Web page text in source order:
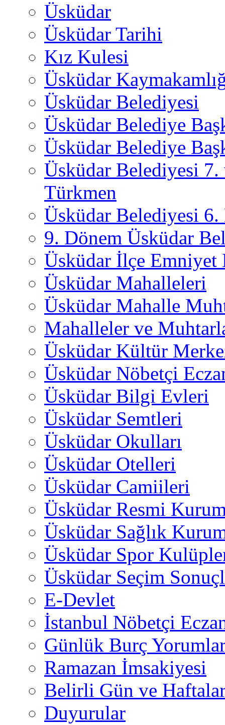
Üsküdar
Üsküdar Tarihi
Kız Kulesi
Üsküdar
Üsküdar Belediyesi
Üsküdar Belediye
Üsküdar Belediye
Üsküdar Belediyesi
Türkmen
Üsküdar Belediyesi 6.
9. Dönem Üsküdar
Üsküdar İlçe
Üsküdar Mahalleleri
Üsküdar Mahalle
Mahalleler ve
Üsküdar Kültür
Üsküdar Nöbetçi
Üsküdar Bilgi Evleri
Üsküdar Semtleri
Üsküdar Okulları
Üsküdar Otelleri
Üsküdar Camiileri
Üsküdar Resmi
Üsküdar Sağlık
Üsküdar Spor
Üsküdar Seçim
E-Devlet
İstanbul Nöbetçi
Günlük Burç
Ramazan İmsakiyesi
Belirli Gün ve
Duyurular